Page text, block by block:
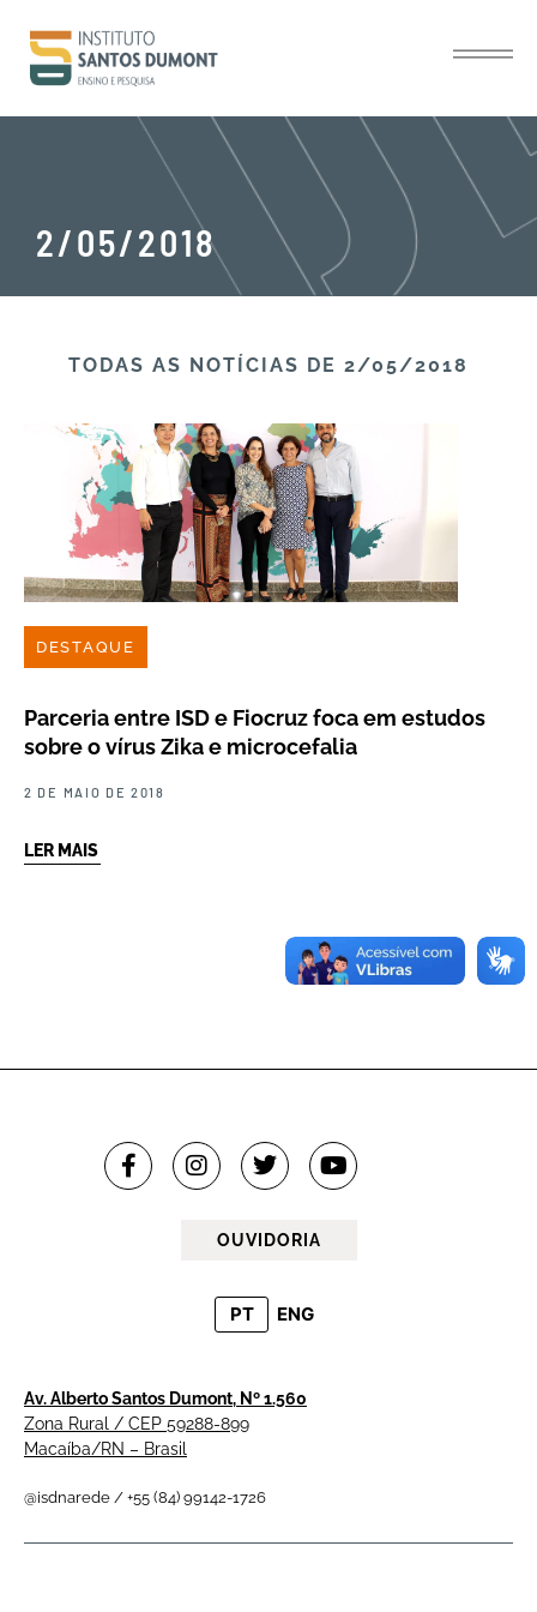
2/05/2018
TODAS AS NOTÍCIAS​ DE 2/05/2018
DESTAQUE
Parceria entre ISD e Fiocruz foca em estudos
sobre o vírus Zika e microcefalia
2 DE MAIO DE 2018
LER MAIS
OUVIDORIA
PT ENG
Av. Alberto Santos Dumont, Nº 1.560
Zona Rural / CEP 59288-899
Macaíba/RN – Brasil
@isdnarede / +55 (84) 99142-1726